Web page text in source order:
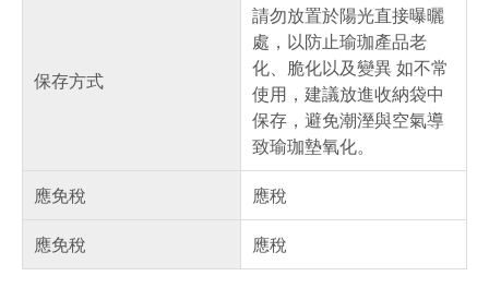
保存方式
請勿放置於陽光直接曝曬
處，以防止瑜珈產品老
化、脆化以及變異 如不常
使用，建議放進收納袋中
保存，避免潮溼與空氣導
致瑜珈墊氧化。
應免稅
應稅
應免稅
應稅